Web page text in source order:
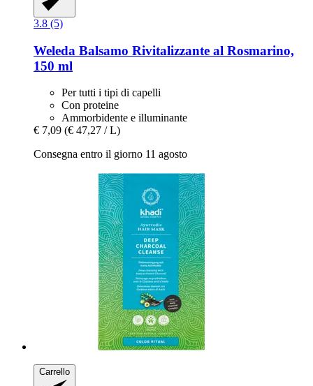
3.8 (5)
Weleda Balsamo Rivitalizzante al Rosmarino,
150 ml
Per tutti i tipi di capelli
Con proteine
Ammorbidente e illuminante
€ 7,09 (€ 47,27 / L)
Consegna entro il giorno 11 agosto
Carrello